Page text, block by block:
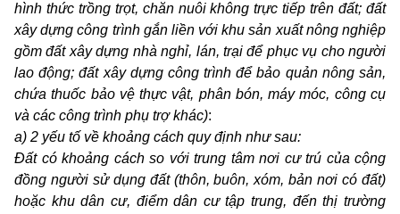
hình thức trồng trọt, chăn nuôi không trực tiếp trên đất; đất
xây dựng công trình gắn liền với khu sản xuất nông nghiệp
gồm đất xây dựng nhà nghỉ, lán, trại để phục vụ cho người
lao động; đất xây dựng công trình để bảo quản nông sản,
chứa thuốc bảo vệ thực vật, phân bón, máy móc, công cụ
và các công trình phụ trợ khác):
a) 2 yếu tố về khoảng cách quy định như sau:
Đất có khoảng cách so với trung tâm nơi cư trú của cộng
đồng người sử dụng đất (thôn, buôn, xóm, bản nơi có đất)
hoặc khu dân cư, điểm dân cư tập trung, đến thị trường